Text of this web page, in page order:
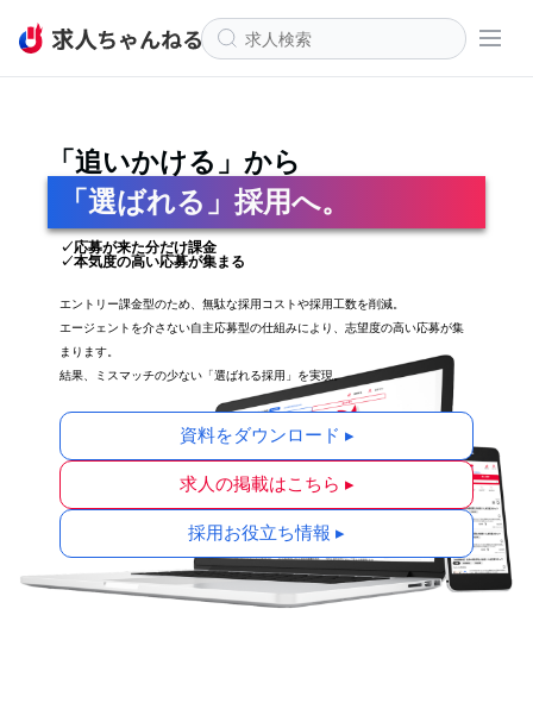
「追いかける」から
「選ばれる」採用へ。
✓応募が来た分だけ課金
✓本気度の高い応募が集まる
エントリー課金型のため、無駄な採用コストや採用工数を削減。
エージェントを介さない自主応募型の仕組みにより、志望度の高い応募が集
まります。
結果、ミスマッチの少ない「選ばれる採用」を実現。
資料をダウンロード ▸
求人の掲載はこちら ▸
採用お役立ち情報 ▸